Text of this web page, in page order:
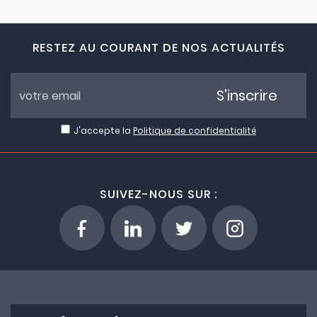
RESTEZ AU COURANT DE NOS ACTUALITÉS
J'accepte la Politique de confidentialité
S'inscrire
SUIVEZ-NOUS SUR :